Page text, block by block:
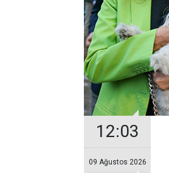
12:03
09 Ağustos 2026